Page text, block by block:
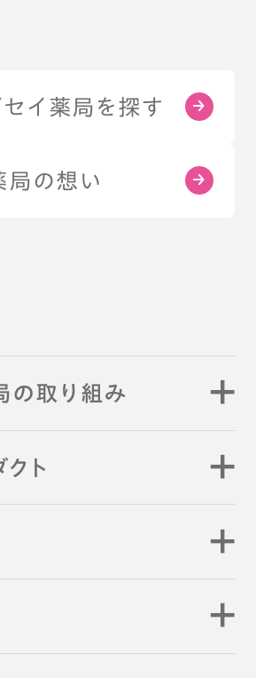
セイ薬局を探す
局の想い
の取り組み
ト